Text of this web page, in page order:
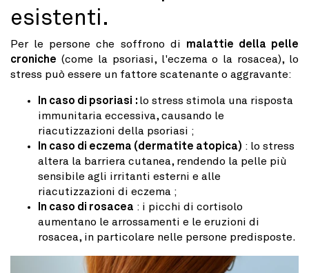
esistenti.
Per le persone che soffrono di malattie della pelle
croniche (come la psoriasi, l'eczema o la rosacea), lo
stress può essere un fattore scatenante o aggravante:
In caso di psoriasi : lo stress stimola una risposta
immunitaria eccessiva, causando le
riacutizzazioni della psoriasi ;
In caso di eczema (dermatite atopica) : lo stress
altera la barriera cutanea, rendendo la pelle più
sensibile agli irritanti esterni e alle
riacutizzazioni di eczema ;
In caso di rosacea : i picchi di cortisolo
aumentano le arrossamenti e le eruzioni di
rosacea, in particolare nelle persone predisposte.